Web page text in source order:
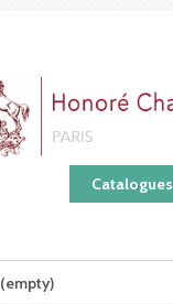
Catalogues
(empty)